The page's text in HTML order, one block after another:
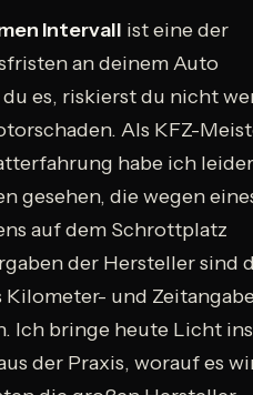
Intervall ist eine der
an deinem Auto
es, riskierst du nicht
Als KFZ-
habe ich leider
gesehen, die wegen
auf dem Schrottplatz
der Hersteller sind
und
Ich bringe heute Licht ins
der Praxis, worauf es